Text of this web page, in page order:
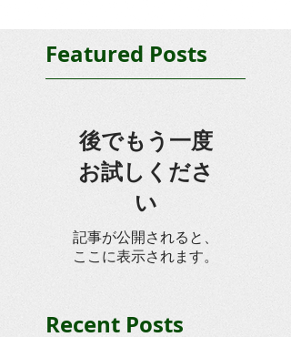
Featured Posts
後でもう一度
お試しくださ
い
記事が公開されると、
ここに表示されます。
Recent Posts